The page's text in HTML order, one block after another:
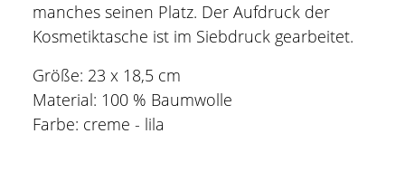
manches seinen Platz. Der Aufdruck der
Kosmetiktasche ist im Siebdruck gearbeitet.
Größe: 23 x 18,5 cm
Material: 100 % Baumwolle
Farbe: creme - lila